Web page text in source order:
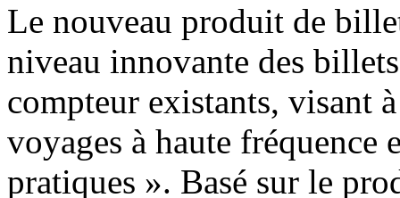
Le nouveau produit de
niveau innovante des
compteur existants, visant
voyages à haute
pratiques ». Basé sur le